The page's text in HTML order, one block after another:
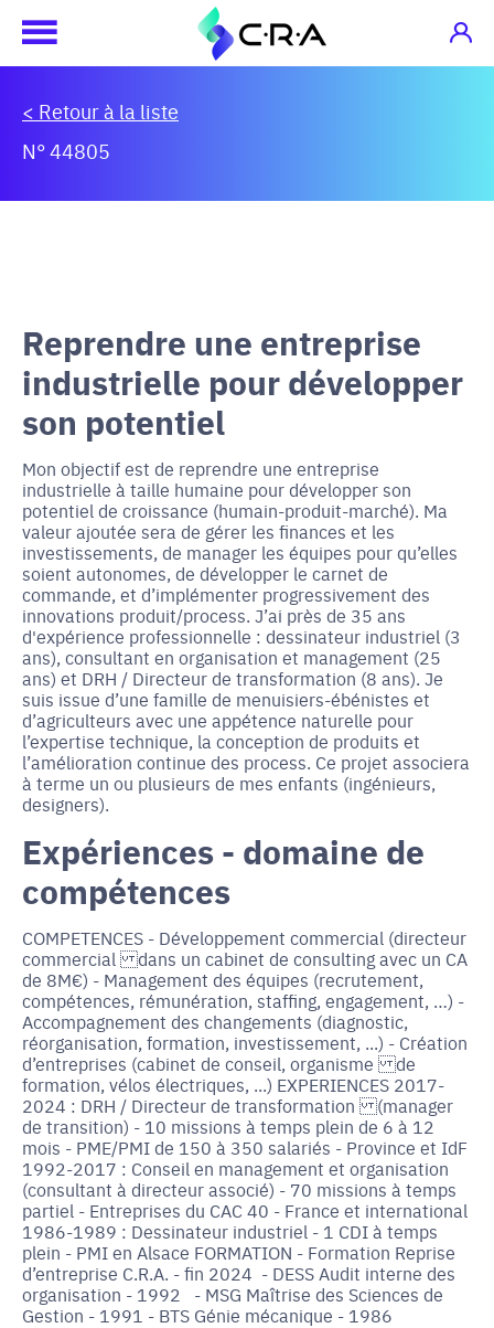
< Retour à la liste
N° 44805
Reprendre une entreprise
industrielle pour développer
son potentiel
Mon objectif est de reprendre une entreprise
industrielle à taille humaine pour développer son
potentiel de croissance (humain-produit-marché). Ma
valeur ajoutée sera de gérer les finances et les
investissements, de manager les équipes pour qu’elles
soient autonomes, de développer le carnet de
commande, et d’implémenter progressivement des
innovations produit/process. J’ai près de 35 ans
d'expérience professionnelle : dessinateur industriel (3
ans), consultant en organisation et management (25
ans) et DRH / Directeur de transformation (8 ans). Je
suis issue d’une famille de menuisiers-ébénistes et
d’agriculteurs avec une appétence naturelle pour
l’expertise technique, la conception de produits et
l’amélioration continue des process. Ce projet associera
à terme un ou plusieurs de mes enfants (ingénieurs,
designers).
Expériences - domaine de
compétences
COMPETENCES - Développement commercial (directeur
commercial dans un cabinet de consulting avec un CA
de 8M€) - Management des équipes (recrutement,
compétences, rémunération, staffing, engagement, …) -
Accompagnement des changements (diagnostic,
réorganisation, formation, investissement, ...) - Création
d’entreprises (cabinet de conseil, organisme de
formation, vélos électriques, ...) EXPERIENCES 2017-
2024 : DRH / Directeur de transformation (manager
de transition) - 10 missions à temps plein de 6 à 12
mois - PME/PMI de 150 à 350 salariés - Province et IdF
1992-2017 : Conseil en management et organisation
(consultant à directeur associé) - 70 missions à temps
partiel - Entreprises du CAC 40 - France et international
1986-1989 : Dessinateur industriel - 1 CDI à temps
plein - PMI en Alsace FORMATION - Formation Reprise
d’entreprise C.R.A. - fin 2024 - DESS Audit interne des
organisation - 1992 - MSG Maîtrise des Sciences de
Gestion - 1991 - BTS Génie mécanique - 1986